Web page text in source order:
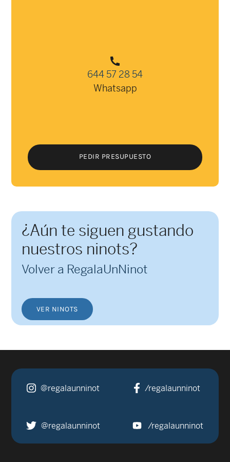
644 57 28 54
Whatsapp
PEDIR PRESUPUESTO
PEDIR PRESUPUESTO
¿Aún te siguen gustando
nuestros ninots?
Volver a RegalaUnNinot
VER NINOTS
@regalaunninot /regalaunninot
@regalaunninot /regalaunninot